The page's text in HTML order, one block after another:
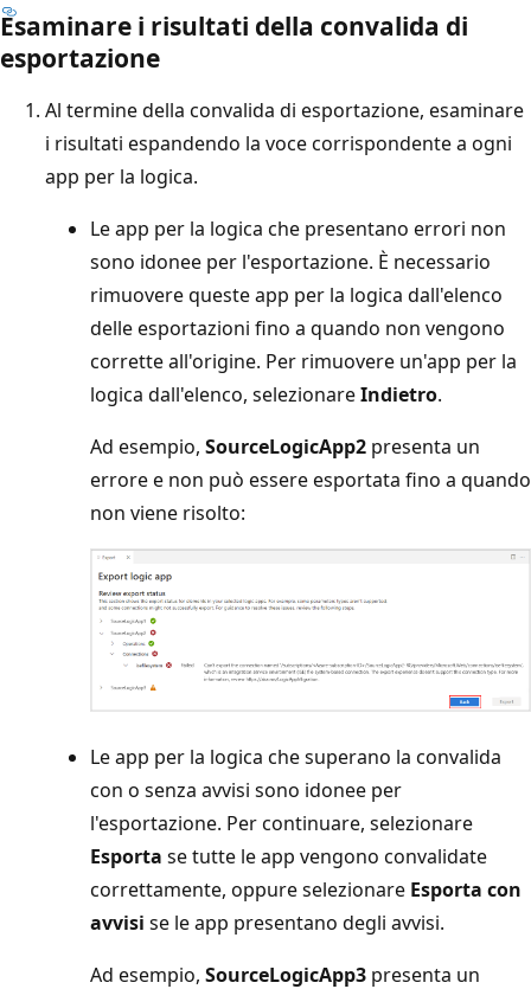
Esaminare i risultati della convalida di
esportazione
Al termine della convalida di esportazione, esaminare
i risultati espandendo la voce corrispondente a ogni
app per la logica.
Le app per la logica che presentano errori non
sono idonee per l'esportazione. È necessario
rimuovere queste app per la logica dall'elenco
delle esportazioni fino a quando non vengono
corrette all'origine. Per rimuovere un'app per la
logica dall'elenco, selezionareIndietro.
Ad esempio, SourceLogicApp2 presenta un
errore e non può essere esportata fino a quando
non viene risolto:
Le app per la logica che superano la convalida
con o senza avvisi sono idonee per
l'esportazione. Per continuare, selezionare
Esporta se tutte le app vengono convalidate
correttamente, oppure selezionare Esporta con
avvisi se le app presentano degli avvisi.
Ad esempio, SourceLogicApp3 presenta un